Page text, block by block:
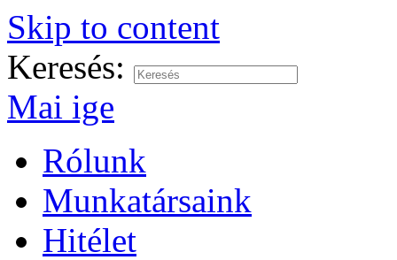
Skip to content
Keresés:
Mai ige
Rólunk
Munkatársaink
Hitélet